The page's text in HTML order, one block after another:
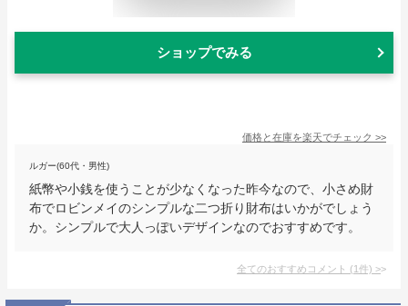
ショップでみる
価格と在庫を楽天でチェック >>
ルガー(60代・男性)
紙幣や小銭を使うことが少なくなった昨今なので、小さめ財
布でロビンメイのシンプルな二つ折り財布はいかがでしょう
か。シンプルで大人っぽいデザインなのでおすすめです。
全てのおすすめコメント (1件) >